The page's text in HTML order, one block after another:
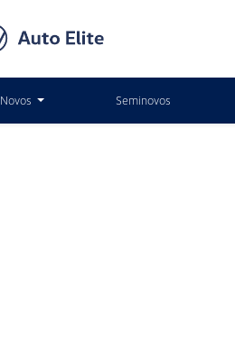
Novos Seminovos